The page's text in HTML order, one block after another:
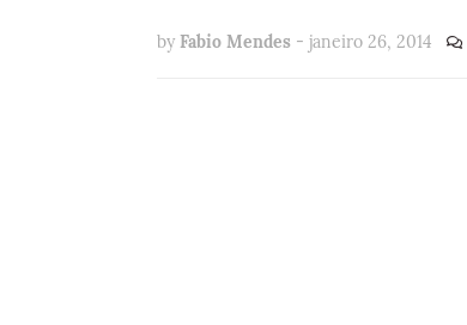
by Fabio Mendes - janeiro 26, 2014